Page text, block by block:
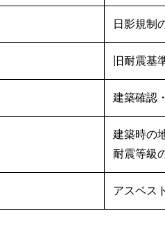
日影規制
旧耐震基
建築確認
建築時の
耐震等級
アスベス